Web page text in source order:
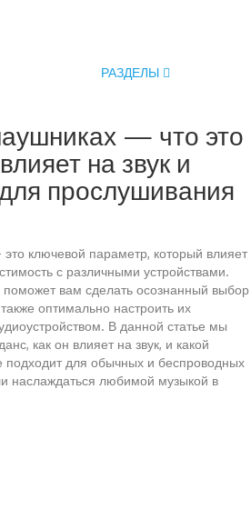
РАЗДЕЛЫ
— что это
на звук и
прослушивания
ключевой параметр, который влияет
с различными устройствами.
вам сделать осознанный выбор
оптимально настроить их
В данной статье мы
как он влияет на звук, и какой
для обычных и беспроводных
наслаждаться любимой музыкой в